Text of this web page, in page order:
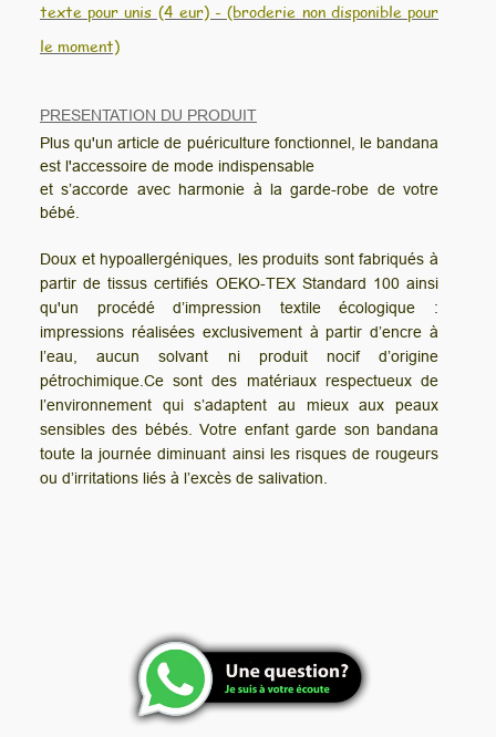
texte pour unis (4 eur) - (broderie non disponible pour
le moment)
PRESENTATION DU PRODUIT
Plus qu'un article de puériculture fonctionnel, le bandana
est l'accessoire de mode indispensable
et s’accorde avec harmonie à la garde-robe de votre
bébé.
Doux et hypoallergéniques, les produits sont fabriqués à
partir de tissus certifiés OEKO-TEX Standard 100 ainsi
qu'un procédé d’impression textile écologique :
impressions réalisées exclusivement à partir d’encre à
l’eau, aucun solvant ni produit nocif d’origine
pétrochimique.Ce sont des matériaux respectueux de
l’environnement qui s’adaptent au mieux aux peaux
sensibles des bébés. Votre enfant garde son bandana
toute la journée diminuant ainsi les risques de rougeurs
ou d’irritations liés à l’excès de salivation.